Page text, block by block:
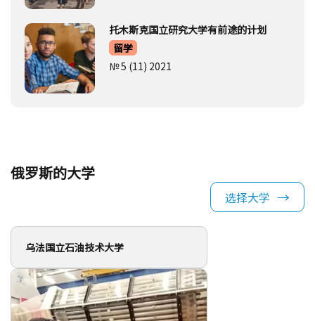
俄罗斯的大学
选择大学
乌法国立石油技术大学
下诺夫哥罗德国立技术大学